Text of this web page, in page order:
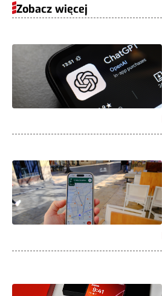
Zobacz więcej